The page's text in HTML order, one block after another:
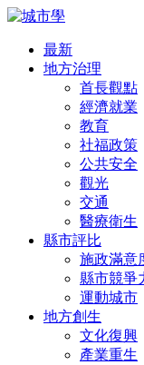
最新
地方治理
首長觀點
經濟就業
教育
社福政策
公共安全
觀光
交通
醫療衛生
縣市評比
施政滿意
縣市競爭
運動城市
地方創生
文化復興
產業重生